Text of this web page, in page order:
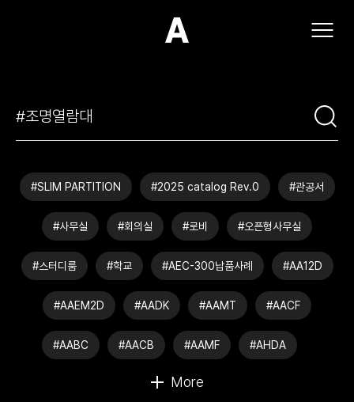
(주)아모스아인스가구
#SLIM PARTITION #2025 catalog Rev.0 #관공서
#사무실 #회의실 #로비 #오픈형사무실
#스터디룸 #학교 #AEC-300납품사례 #AA12D
#AAEM2D #AADK #AAMT #AACF
#AABC #AACB #AAMF #AHDA